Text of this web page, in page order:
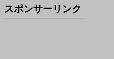
スポンサーリンク